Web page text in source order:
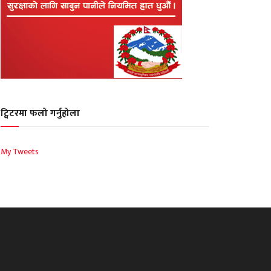
ट्विटरमा फलो गर्नुहोला
My Tweets